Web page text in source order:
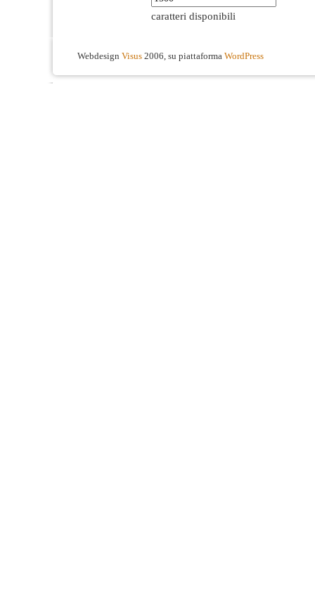
caratteri disponibili
Webdesign Visus 2006, su piattaforma WordPress